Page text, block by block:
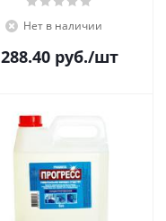
Нет в наличии
288.40руб./шт